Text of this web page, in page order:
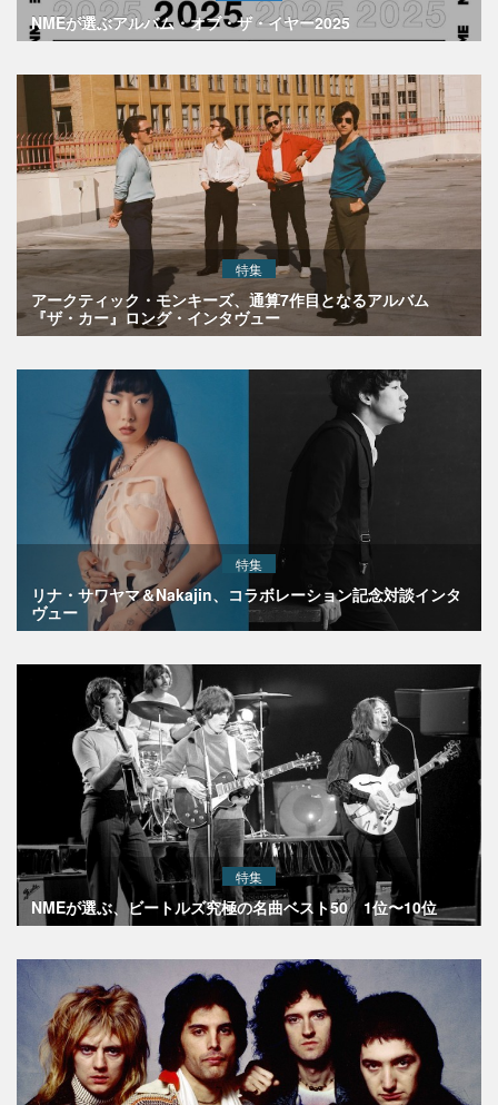
NMEが選ぶアルバム・オブ・ザ・イヤー2025
特集
アークティック・モンキーズ、通算7作目となるアルバム
『ザ・カー』ロング・インタヴュー
特集
リナ・サワヤマ＆Nakajin、コラボレーション記念対談インタ
ヴュー
特集
NMEが選ぶ、ビートルズ究極の名曲ベスト50 1位〜10位